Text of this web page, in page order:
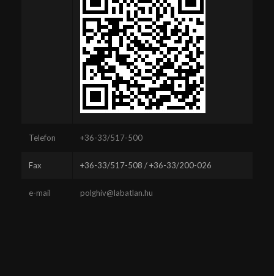
Telefon +36-33/517-500
Fax +36-33/517-508 / +36-33/200-026
e-mail polghiv@labatlan.hu